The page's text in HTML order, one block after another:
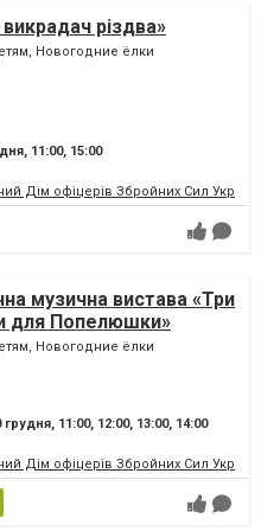
викрадач різдва»
Новогодние ёлки
11:00, 15:00
Дім офіцерів Збройних Сил
музична вистава «Три
для Попелюшки»
Новогодние ёлки
грудня, 11:00, 12:00, 13:00, 14:00
Дім офіцерів Збройних Сил